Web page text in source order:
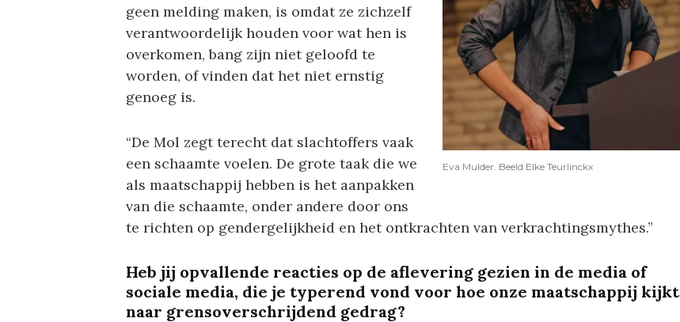
Eva Mulder. Beeld Elke Teurlinckx
geen melding maken, is omdat ze zichzelf
verantwoordelijk houden voor wat hen is
overkomen, bang zijn niet geloofd te
worden, of vinden dat het niet ernstig
genoeg is.
“De Mol zegt terecht dat slachtoffers vaak
een schaamte voelen. De grote taak die we
als maatschappij hebben is het aanpakken
van die schaamte, onder andere door ons
te richten op gendergelijkheid en het ontkrachten van verkrachtingsmythes.”
Heb jij opvallende reacties op de aflevering gezien in de media of
sociale media, die je typerend vond voor hoe onze maatschappij kijkt
naar grensoverschrijdend gedrag?